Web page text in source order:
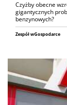
Czyżby obecne
gigantycznych
benzynowych?
Zespół wGospodarce